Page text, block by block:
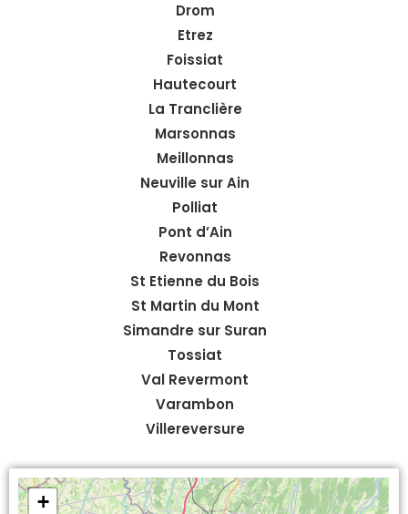
Drom
Etrez
Foissiat
Hautecourt
La Tranclière
Marsonnas
Meillonnas
Neuville sur Ain
Polliat
Pont d’Ain
Revonnas
St Etienne du Bois
St Martin du Mont
Simandre sur Suran
Tossiat
Val Revermont
Varambon
Villereversure
+